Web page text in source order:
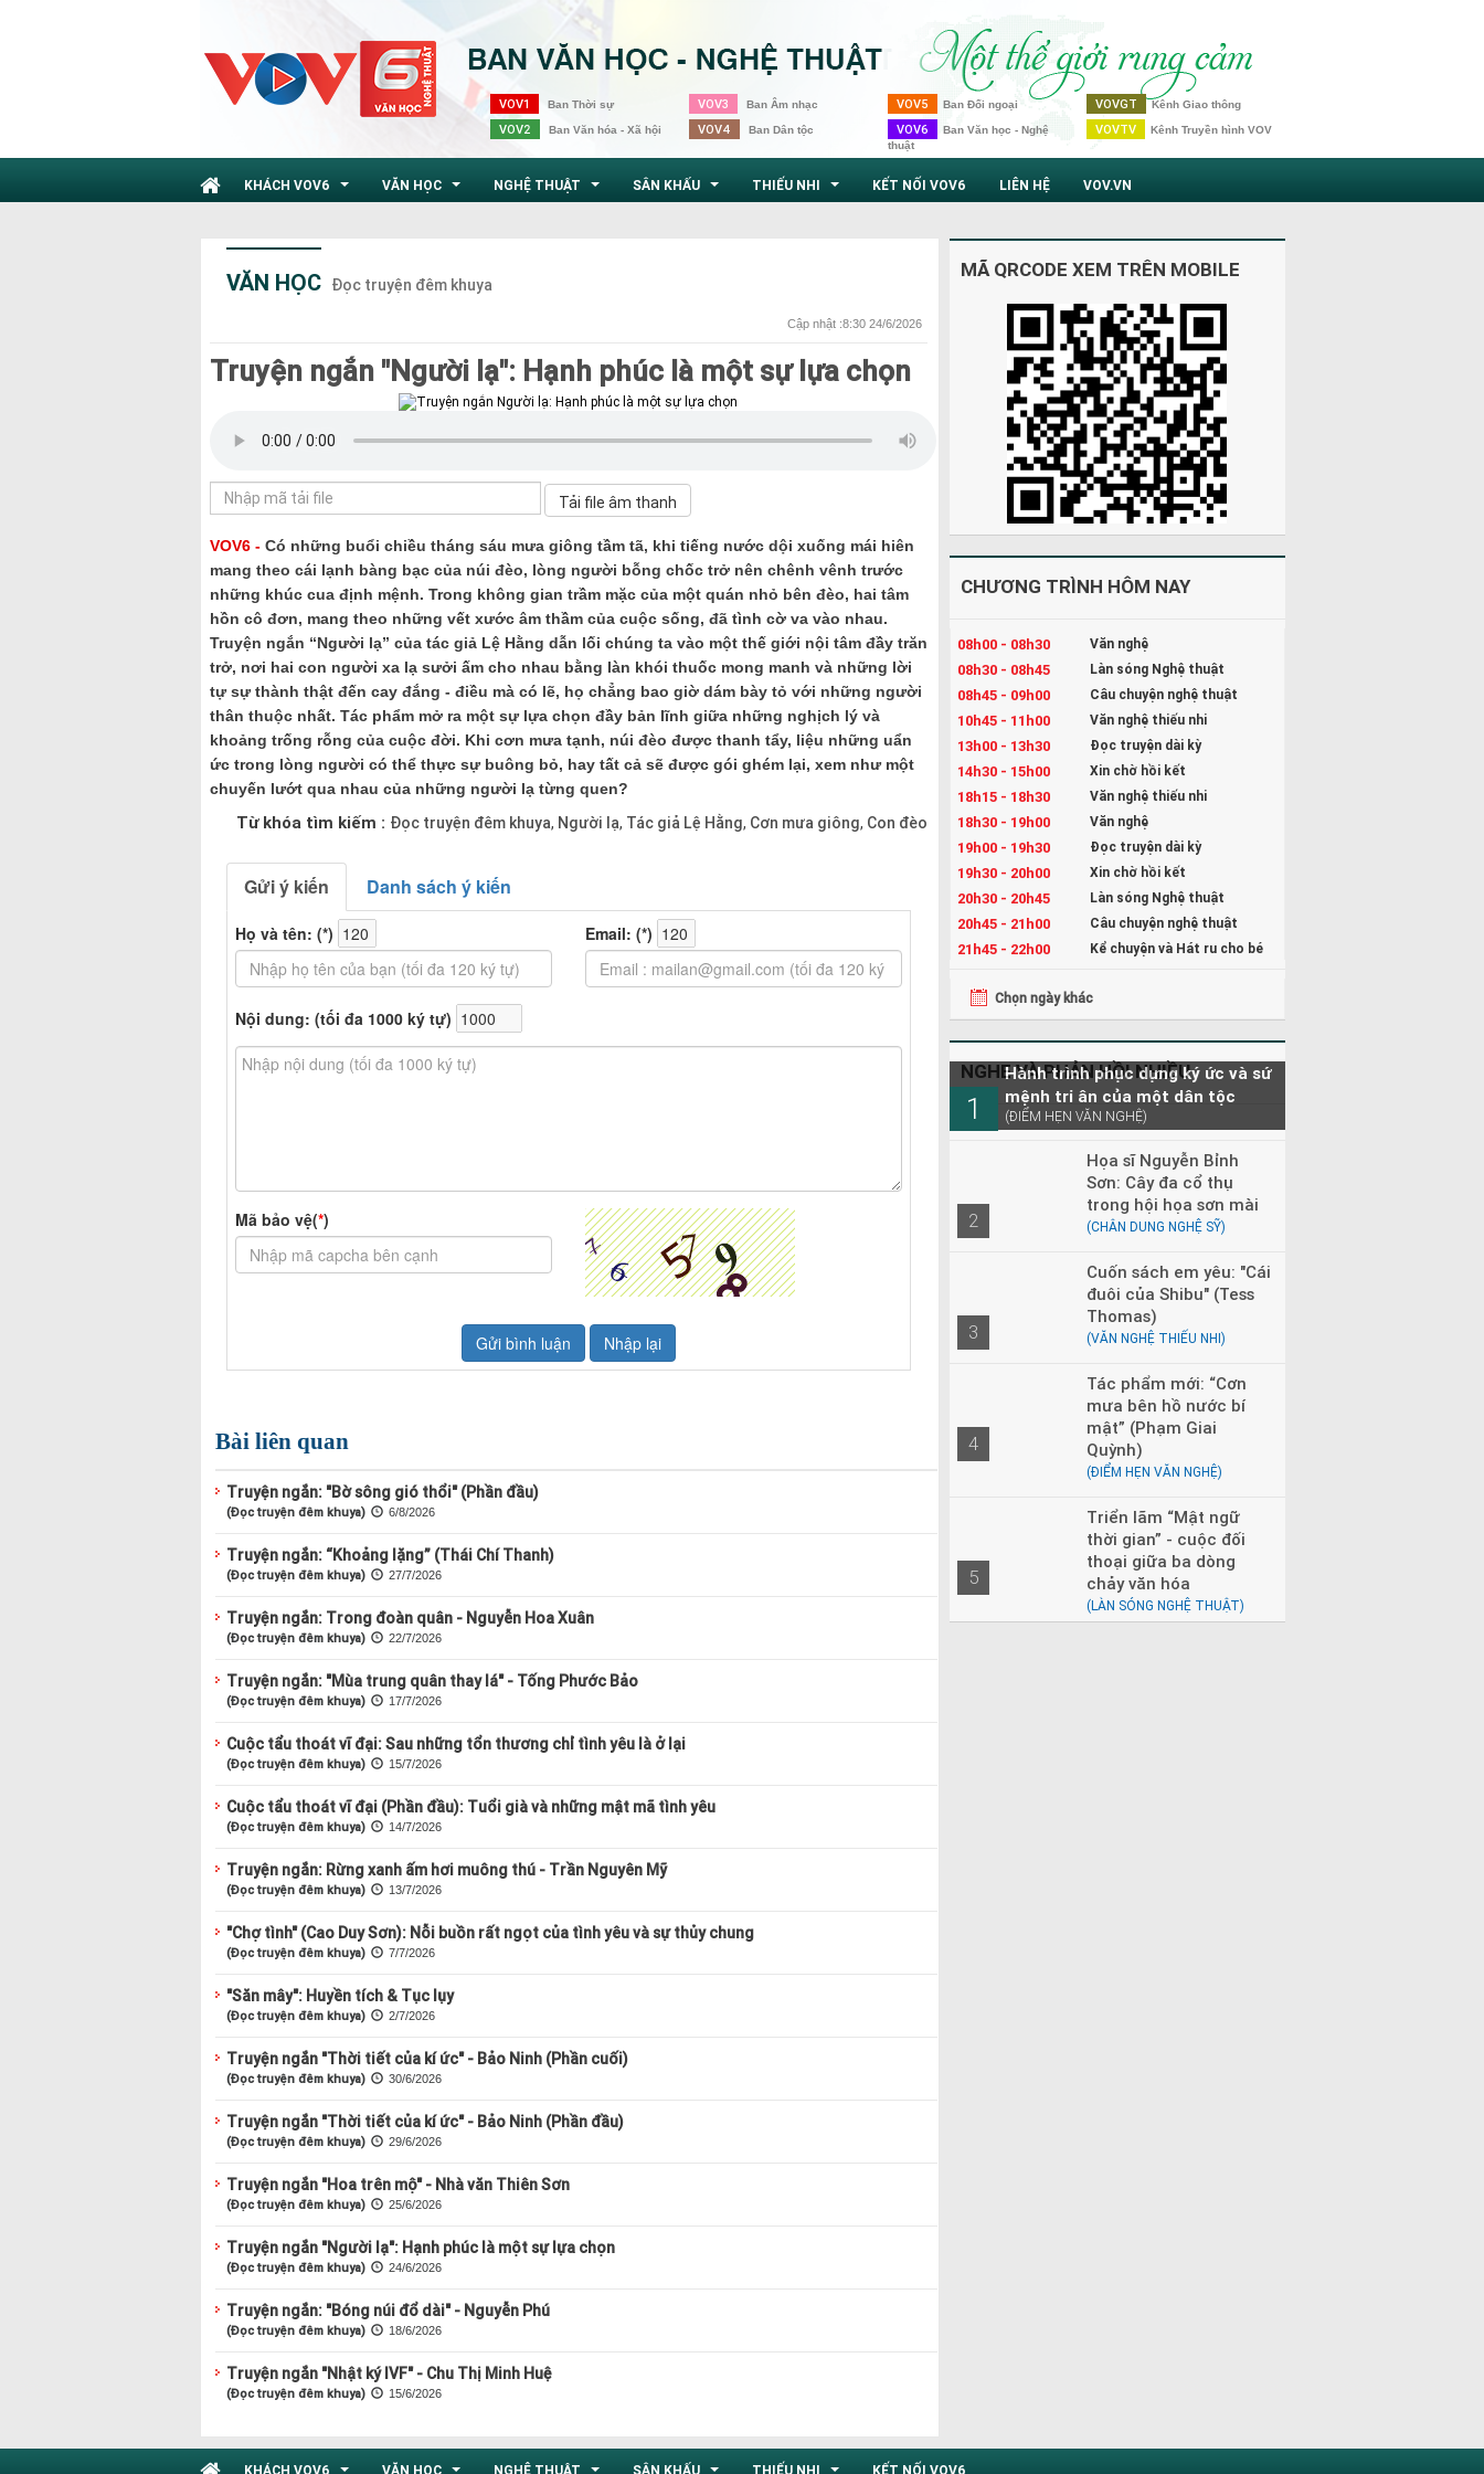
VOV1 Ban Thời sự
VOV2 Ban Văn hóa - Xã hội
VOV3 Ban Âm nhạc
VOV4 Ban Dân tộc
VOV5 Ban Đối ngoại
VOV6 Ban Văn học - Nghệ
thuật
VOVGT Kênh Giao thông
VOVTV Kênh Truyền hình VOV
KHÁCH VOV6 VĂN HỌC NGHỆ THUẬT SÂN KHẤU THIẾU NHI KẾT NỐI VOV6 LIÊN HỆ VOV.VN
VĂN HỌC Đọc truyện đêm khuya
Cập nhật :8:30 24/6/2026
Truyện ngắn "Người lạ": Hạnh phúc là một sự lựa chọn
VOV6 - Có những buổi chiều tháng sáu mưa giông tầm tã, khi tiếng nước dội xuống mái hiên
mang theo cái lạnh bàng bạc của núi đèo, lòng người bỗng chốc trở nên chênh vênh trước
những khúc cua định mệnh. Trong không gian trầm mặc của một quán nhỏ bên đèo, hai tâm
hồn cô đơn, mang theo những vết xước âm thầm của cuộc sống, đã tình cờ va vào nhau.
Truyện ngắn “Người lạ” của tác giả Lệ Hằng dẫn lối chúng ta vào một thế giới nội tâm đầy trăn
trở, nơi hai con người xa lạ sưởi ấm cho nhau bằng làn khói thuốc mong manh và những lời
tự sự thành thật đến cay đắng - điều mà có lẽ, họ chẳng bao giờ dám bày tỏ với những người
thân thuộc nhất. Tác phẩm mở ra một sự lựa chọn đầy bản lĩnh giữa những nghịch lý và
khoảng trống rỗng của cuộc đời. Khi cơn mưa tạnh, núi đèo được thanh tẩy, liệu những uẩn
ức trong lòng người có thể thực sự buông bỏ, hay tất cả sẽ được gói ghém lại, xem như một
chuyến lướt qua nhau của những người lạ từng quen?
Từ khóa tìm kiếm : Đọc truyện đêm khuya, Người lạ, Tác giả Lệ Hằng, Cơn mưa giông, Con đèo
Bài liên quan
Truyện ngắn: "Bờ sông gió thổi" (Phần đầu)
(Đọc truyện đêm khuya) 6/8/2026
Truyện ngắn: “Khoảng lặng” (Thái Chí Thanh)
(Đọc truyện đêm khuya) 27/7/2026
Truyện ngắn: Trong đoàn quân - Nguyễn Hoa Xuân
(Đọc truyện đêm khuya) 22/7/2026
Truyện ngắn: "Mùa trung quân thay lá" - Tống Phước Bảo
(Đọc truyện đêm khuya) 17/7/2026
Cuộc tẩu thoát vĩ đại: Sau những tổn thương chỉ tình yêu là ở lại
(Đọc truyện đêm khuya) 15/7/2026
Cuộc tẩu thoát vĩ đại (Phần đầu): Tuổi già và những mật mã tình yêu
(Đọc truyện đêm khuya) 14/7/2026
Truyện ngắn: Rừng xanh ấm hơi muông thú - Trần Nguyên Mỹ
(Đọc truyện đêm khuya) 13/7/2026
"Chợ tình" (Cao Duy Sơn): Nỗi buồn rất ngọt của tình yêu và sự thủy chung
(Đọc truyện đêm khuya) 7/7/2026
"Săn mây": Huyền tích & Tục lụy
(Đọc truyện đêm khuya) 2/7/2026
Truyện ngắn "Thời tiết của kí ức" - Bảo Ninh (Phần cuối)
(Đọc truyện đêm khuya) 30/6/2026
Truyện ngắn "Thời tiết của kí ức" - Bảo Ninh (Phần đầu)
(Đọc truyện đêm khuya) 29/6/2026
Truyện ngắn "Hoa trên mộ" - Nhà văn Thiên Sơn
(Đọc truyện đêm khuya) 25/6/2026
Truyện ngắn "Người lạ": Hạnh phúc là một sự lựa chọn
(Đọc truyện đêm khuya) 24/6/2026
Truyện ngắn: "Bóng núi đổ dài" - Nguyễn Phú
(Đọc truyện đêm khuya) 18/6/2026
Truyện ngắn "Nhật ký IVF" - Chu Thị Minh Huệ
(Đọc truyện đêm khuya) 15/6/2026
MÃ QRCODE XEM TRÊN MOBILE
CHƯƠNG TRÌNH HÔM NAY
08h00 - 08h30 Văn nghệ
08h30 - 08h45 Làn sóng Nghệ thuật
08h45 - 09h00 Câu chuyện nghệ thuật
10h45 - 11h00 Văn nghệ thiếu nhi
13h00 - 13h30 Đọc truyện dài kỳ
14h30 - 15h00 Xin chờ hồi kết
18h15 - 18h30 Văn nghệ thiếu nhi
18h30 - 19h00 Văn nghệ
19h00 - 19h30 Đọc truyện dài kỳ
19h30 - 20h00 Xin chờ hồi kết
20h30 - 20h45 Làn sóng Nghệ thuật
20h45 - 21h00 Câu chuyện nghệ thuật
21h45 - 22h00 Kể chuyện và Hát ru cho bé
Chọn ngày khác
NGHE VÀ PHẢN HỒI NHIỀU
1
Hành trình phục dựng ký ức và sứ
mệnh tri ân của một dân tộc
(ĐIỂM HẸN VĂN NGHỆ)
2
Họa sĩ Nguyễn Bỉnh
Sơn: Cây đa cổ thụ
trong hội họa sơn mài
(CHÂN DUNG NGHỆ SỸ)
3
Cuốn sách em yêu: "Cái
đuôi của Shibu" (Tess
Thomas)
(VĂN NGHỆ THIẾU NHI)
4
Tác phẩm mới: “Cơn
mưa bên hồ nước bí
mật” (Phạm Giai
Quỳnh)
(ĐIỂM HẸN VĂN NGHỆ)
5
Triển lãm “Mật ngữ
thời gian” - cuộc đối
thoại giữa ba dòng
chảy văn hóa
(LÀN SÓNG NGHỆ THUẬT)
KHÁCH VOV6 VĂN HỌC NGHỆ THUẬT SÂN KHẤU THIẾU NHI KẾT NỐI VOV6